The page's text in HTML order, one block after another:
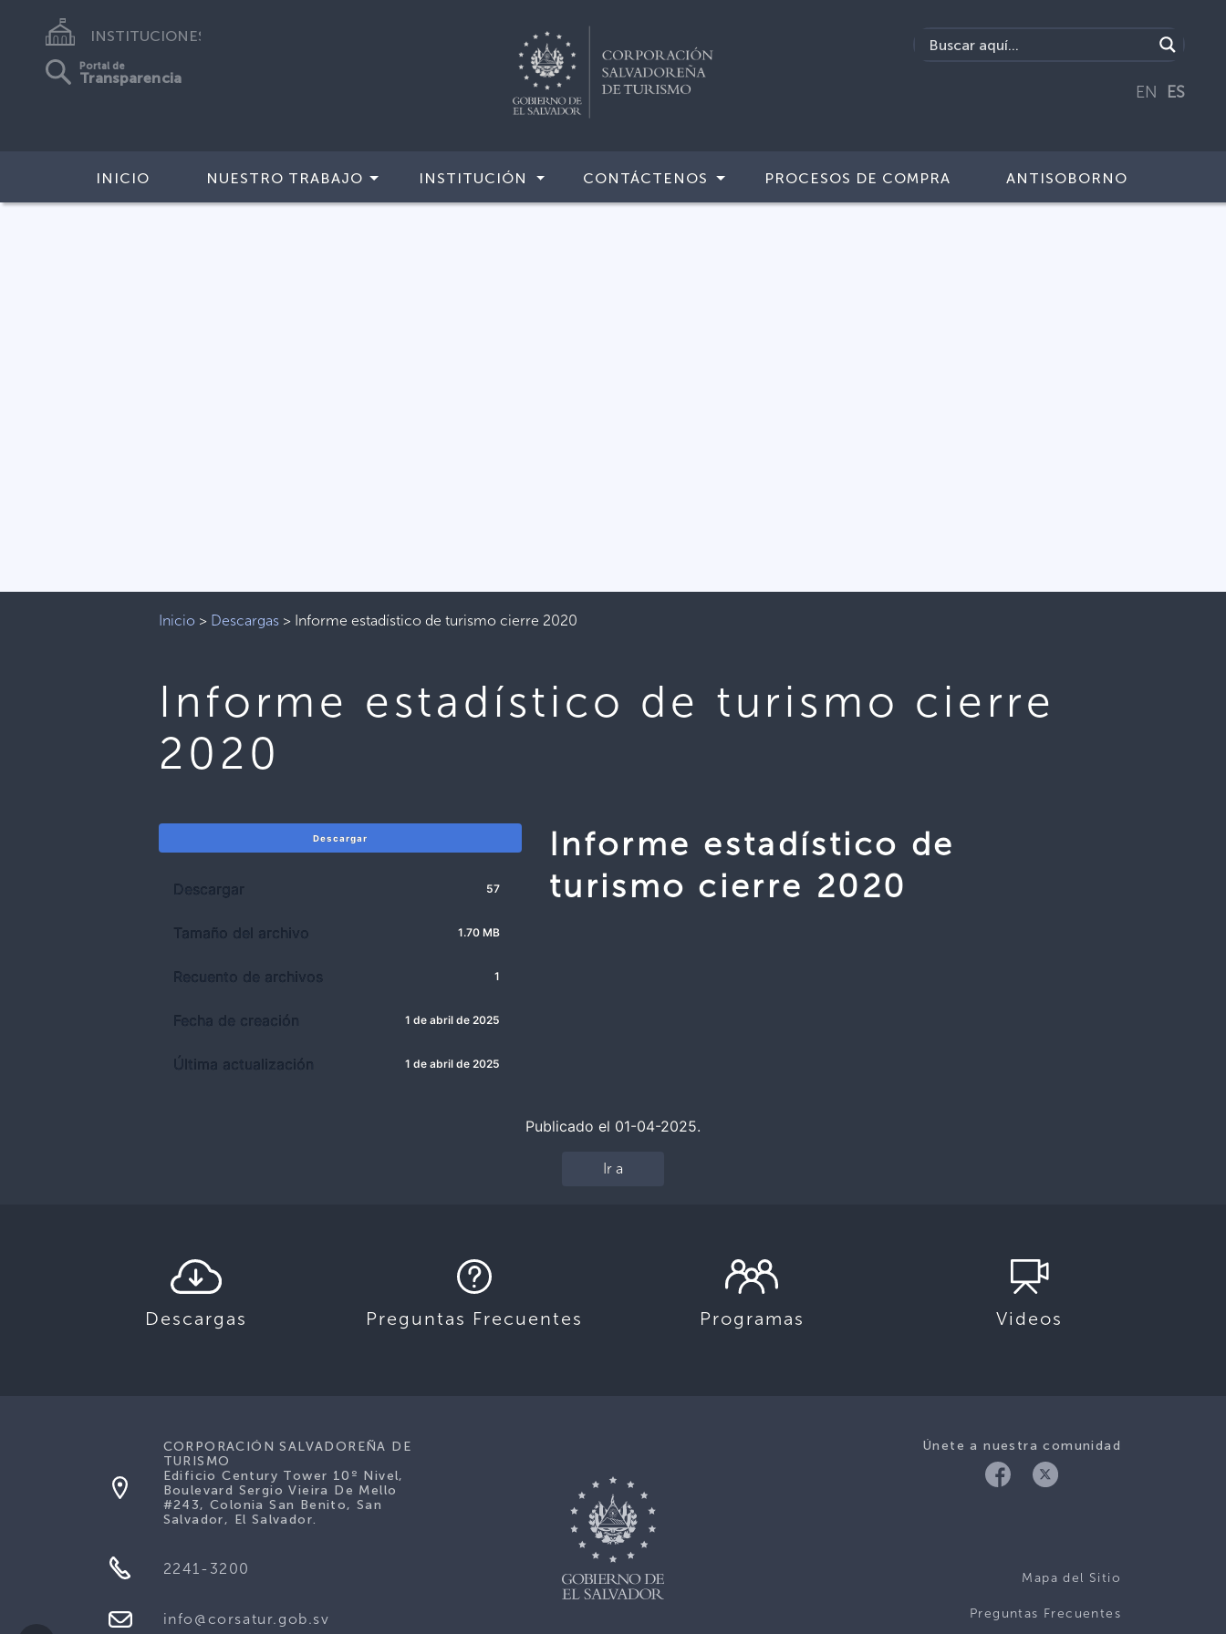
INSTITUCIONES
Portal de
Transparencia
EN ES
INICIO NUESTRO TRABAJO INSTITUCIÓN CONTÁCTENOS PROCESOS DE COMPRA ANTISOBORNO
Inicio > Descargas > Informe estadístico de turismo cierre 2020
Informe estadístico de turismo cierre
2020
Descargar
Descargar 57
Tamaño del archivo 1.70 MB
Recuento de archivos 1
Fecha de creación 1 de abril de 2025
Última actualización 1 de abril de 2025
Informe estadístico de
turismo cierre 2020
Publicado el 01-04-2025.
Ir a
Descargas Preguntas Frecuentes Programas Videos
Únete a nuestra comunidad
Mapa del Sitio
Preguntas Frecuentes
CORPORACIÓN SALVADOREÑA DE
TURISMO
Edificio Century Tower 10º Nivel,
Boulevard Sergio Vieira De Mello
#243, Colonia San Benito, San
Salvador, El Salvador.
2241-3200
info@corsatur.gob.sv